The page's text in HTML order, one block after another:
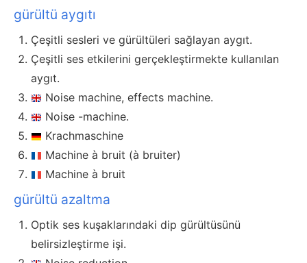
gürültü aygıtı
Çeşitli sesleri ve gürültüleri sağlayan aygıt.
Çeşitli ses etkilerini gerçekleştirmekte kullanılan
aygıt.
Noise machine, effects machine.
Noise -machine.
Krachmaschine
Machine à bruit (à bruiter)
Machine à bruit
gürültü azaltma
Optik ses kuşaklarındaki dip gürültüsünü
belirsizleştirme işi.